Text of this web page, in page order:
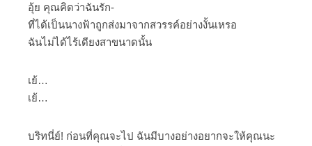
อุ้ย คุณคิดว่าฉันรัก-
ที่ได้เป็นนางฟ้าถูกส่งมาจากสวรรค์อย่างงั้นเหรอ
ฉันไม่ได้ไร้เดียงสาขนาดนั้น
เย้…
เย้…
บริทนี่ย์! ก่อนที่คุณจะไป ฉันมีบางอย่างอยากจะให้คุณนะ